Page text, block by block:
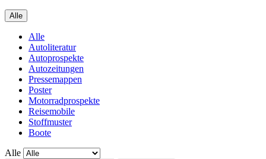
Alle
Alle
Autoliteratur
Autoprospekte
Autozeitungen
Pressemappen
Poster
Motorradprospekte
Reisemobile
Stoffmuster
Boote
Alle